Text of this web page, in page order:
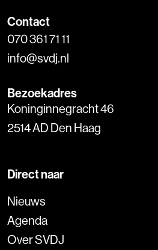
Contact
070 361 71 11
info@svdj.nl
Bezoekadres
Koninginnegracht 46
2514 AD Den Haag
Direct naar
Nieuws
Agenda
Over SVDJ